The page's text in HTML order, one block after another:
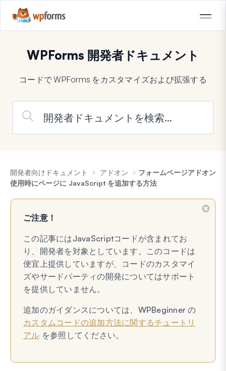
WPForms 開発者ドキュメント
コードで WPForms をカスタマイズおよび拡張する
開発者向けドキュメント アドオン
フォームページアドオン
使用時にページに JavaScript を追加する方法
ご注意！
この記事にはJavaScriptコードが含まれてお
り、開発者を対象としています。このコードは
便宜上提供していますが、コードのカスタマイ
ズやサードパーティの開発についてはサポート
を提供していません。
追加のガイダンスについては、WPBeginner の
カスタムコードの追加方法に関するチュートリ
アル を参照してください。